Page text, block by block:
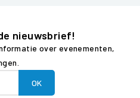
nieuwsbrief!
over evenementen,